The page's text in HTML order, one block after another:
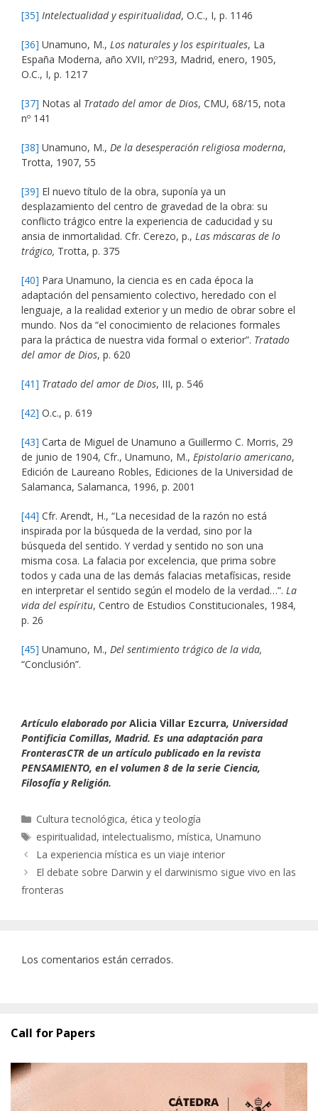
[35] Intelectualidad y espiritualidad, O.C., I, p. 1146
[36] Unamuno, M., Los naturales y los espirituales, La
España Moderna, año XVII, nº293, Madrid, enero, 1905,
O.C., I, p. 1217
[37] Notas al Tratado del amor de Dios, CMU, 68/15, nota
nº 141
[38] Unamuno, M., De la desesperación religiosa moderna,
Trotta, 1907, 55
[39] El nuevo título de la obra, suponía ya un
desplazamiento del centro de gravedad de la obra: su
conflicto trágico entre la experiencia de caducidad y su
ansia de inmortalidad. Cfr. Cerezo, p., Las máscaras de lo
trágico, Trotta, p. 375
[40] Para Unamuno, la ciencia es en cada época la
adaptación del pensamiento colectivo, heredado con el
lenguaje, a la realidad exterior y un medio de obrar sobre el
mundo. Nos da “el conocimiento de relaciones formales
para la práctica de nuestra vida formal o exterior”. Tratado
del amor de Dios, p. 620
[41] Tratado del amor de Dios, III, p. 546
[42] O.c., p. 619
[43] Carta de Miguel de Unamuno a Guillermo C. Morris, 29
de junio de 1904, Cfr., Unamuno, M., Epistolario americano,
Edición de Laureano Robles, Ediciones de la Universidad de
Salamanca, Salamanca, 1996, p. 2001
[44] Cfr. Arendt, H., “La necesidad de la razón no está
inspirada por la búsqueda de la verdad, sino por la
búsqueda del sentido. Y verdad y sentido no son una
misma cosa. La falacia por excelencia, que prima sobre
todos y cada una de las demás falacias metafísicas, reside
en interpretar el sentido según el modelo de la verdad…”. La
vida del espíritu, Centro de Estudios Constitucionales, 1984,
p. 26
[45] Unamuno, M., Del sentimiento trágico de la vida,
“Conclusión”.
Artículo elaborado porAlicia Villar Ezcurra, Universidad
Pontificia Comillas, Madrid. Es una adaptación para
FronterasCTR de un artículo publicado en la revista
PENSAMIENTO, en el volumen 8 de la serie Ciencia,
Filosofía y Religión.
Categorías
Cultura tecnológica, ética y teología
Etiquetas
espiritualidad,intelectualismo,mística,Unamuno
La experiencia mística es un viaje interior
El debate sobre Darwin y el darwinismo sigue vivo en las
fronteras
Los comentarios están cerrados.
Call for Papers